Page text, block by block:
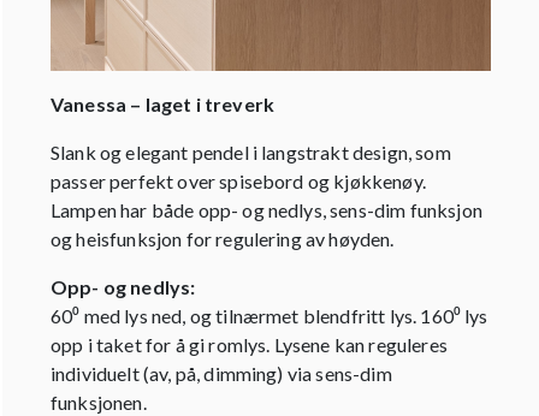
Vanessa – laget i treverk
Slank og elegant pendel i langstrakt design, som
passer perfekt over spisebord og kjøkkenøy.
Lampen har både opp- og nedlys, sens-dim funksjon
og heisfunksjon for regulering av høyden.
Opp- og nedlys:
60⁰ med lys ned, og tilnærmet blendfritt lys. 160⁰ lys
opp i taket for å gi romlys. Lysene kan reguleres
individuelt (av, på, dimming) via sens-dim
funksjonen.